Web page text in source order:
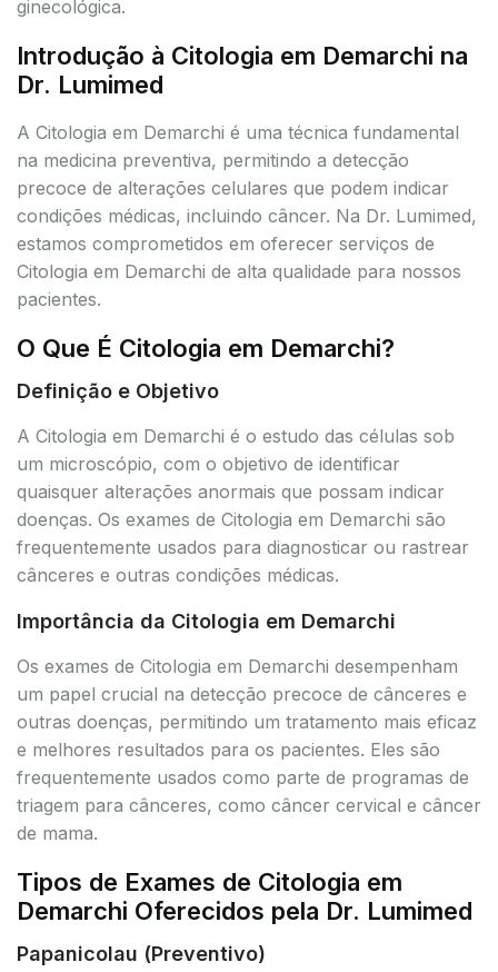
ginecológica.
Introdução à Citologia em Demarchi na
Dr. Lumimed
A Citologia em Demarchi é uma técnica fundamental
na medicina preventiva, permitindo a detecção
precoce de alterações celulares que podem indicar
condições médicas, incluindo câncer. Na Dr. Lumimed,
estamos comprometidos em oferecer serviços de
Citologia em Demarchi de alta qualidade para nossos
pacientes.
O Que É Citologia em Demarchi?
Definição e Objetivo
A Citologia em Demarchi é o estudo das células sob
um microscópio, com o objetivo de identificar
quaisquer alterações anormais que possam indicar
doenças. Os exames de Citologia em Demarchi são
frequentemente usados para diagnosticar ou rastrear
cânceres e outras condições médicas.
Importância da Citologia em Demarchi
Os exames de Citologia em Demarchi desempenham
um papel crucial na detecção precoce de cânceres e
outras doenças, permitindo um tratamento mais eficaz
e melhores resultados para os pacientes. Eles são
frequentemente usados como parte de programas de
triagem para cânceres, como câncer cervical e câncer
de mama.
Tipos de Exames de Citologia em
Demarchi Oferecidos pela Dr. Lumimed
Papanicolau (Preventivo)